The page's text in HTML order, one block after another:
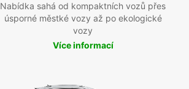
Nabídka sahá od kompaktních vozů přes
úsporné městké vozy až po ekologické
vozy
Více informací